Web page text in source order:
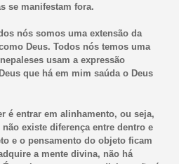
se manifestam fora.
nós somos uma extensão da
Deus. Todos nós temos uma
usam a expressão
que há em mim saúda o Deus
é entrar em alinhamento, ou seja,
existe diferença entre dentro e
e o pensamento do objeto ficam
a mente divina, não há